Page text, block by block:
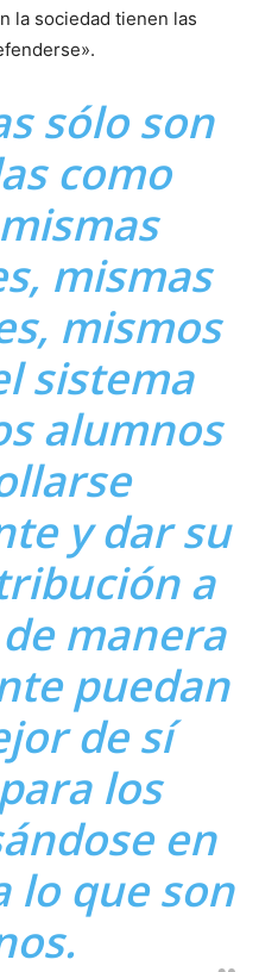
la sociedad tienen las
sólo son
como
mismas
mismos
sistema
alumnos
y dar su
a
manera
puedan
de sí
los
en
lo que son